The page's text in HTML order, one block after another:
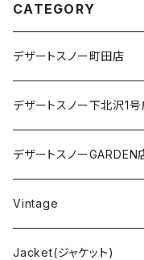
CATEGORY
デザートスノー町田店
デザートスノー下北沢1号
デザートスノーGARDEN
Vintage
Jacket(ジャケット)